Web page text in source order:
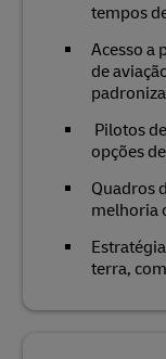
tempos
Acesso a
de
Pilotos
opções
Quadros
melhoria
terra,